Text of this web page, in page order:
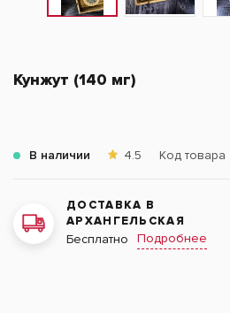
Кунжут (140 мг)
В наличии 4.5 Код товара
ДОСТАВКА В
АРХАНГЕЛЬСКАЯ
Бесплатно
Подробнее